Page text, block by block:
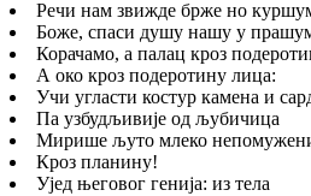
Речи нам звижде брже но
Боже, спаси душу нашу у
Корачамо, а палац кроз
А око кроз подеротину лица:
Учи угласти костур камена и
Па узбудљивије од љубичица
Мирише љуто млеко
Кроз планину!
Ујед његовог генија: из тела